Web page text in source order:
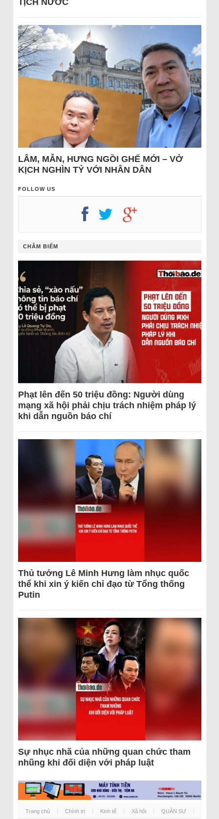
TỊCH NƯỚC
LÂM, MẪN, HƯNG NGỒI GHẾ MỚI – VỞ
KỊCH NGHÌN TỶ VỚI NHÂN DÂN
FOLLOW US
CHÂM BIẾM
Phạt lên đến 50 triệu đồng: Người dùng
mạng xã hội phải chịu trách nhiệm pháp lý
khi dẫn nguồn báo chí
Thủ tướng Lê Minh Hưng làm nhục quốc
thể khi xin ý kiến chỉ đạo từ Tổng thống
Putin
Sự nhục nhã của những quan chức tham
nhũng khi đối diện với pháp luật
Trang chủ Chính trị Kinh tế Xã hội QUÂN SỰ